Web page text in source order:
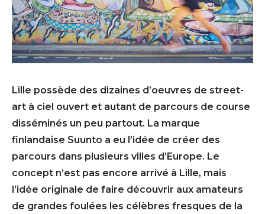
Lille possède des dizaines d’oeuvres de street-
art à ciel ouvert et autant de parcours de course
disséminés un peu partout. La marque
finlandaise Suunto a eu l’idée de créer des
parcours dans plusieurs villes d’Europe. Le
concept n’est pas encore arrivé à Lille, mais
l’idée originale de faire découvrir aux amateurs
de grandes foulées les célèbres fresques de la